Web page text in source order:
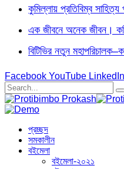
কুমিল্লায় প্রতিবিম্ব
এক জীবনে অনেক জীবন।
বিটিভির নতুন
Facebook YouTube LinkedIn
প্রচ্ছদ
সমকালীন
বইমেলা
বইমেলা-২০২১